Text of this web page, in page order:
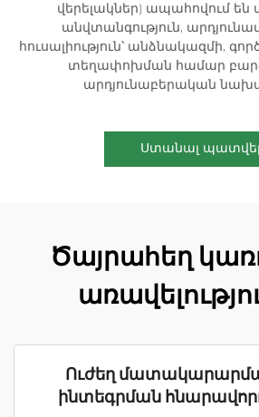
վերելակներ) ապահովում
անվտանգություն,
հուսալիություն՝ անձնակազմի,
տեղափոխման համար
արդյունաբերական
Ստանալ
Ծայրահեղ
Ուժեղ
ինտեգրման